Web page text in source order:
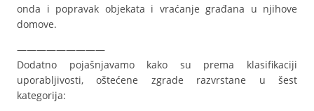
onda i popravak objekata i vraćanje građana u njihove
domove.
—————————
Dodatno pojašnjavamo kako su prema klasifikaciji
uporabljivosti, oštećene zgrade razvrstane u šest
kategorija: